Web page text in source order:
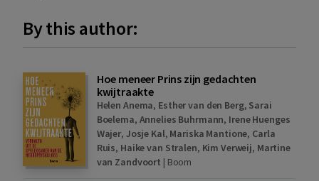
By this author:
Hoe meneer Prins zijn gedachten
kwijtraakte
Helen Anema, Esther van den Berg, Sarai
Boelema, Annelies Buhrmann, Irene Huenges
Wajer, Josje Kal, Mariska Mantione, Carla
Ruis, Haike van Stralen, Kim Verweij, Martine
van Zandvoort | Boom